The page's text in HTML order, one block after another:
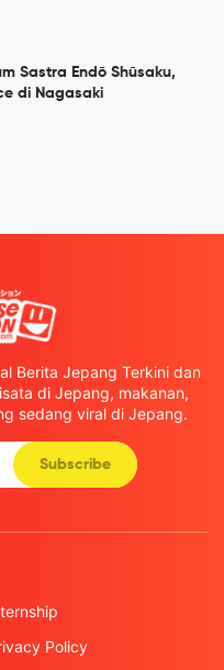
Sastra Endō Shūsaku,
di Nagasaki
Berita Jepang Terkini dan
di Jepang, makanan,
sedang viral di Jepang.
Subscribe
Policy